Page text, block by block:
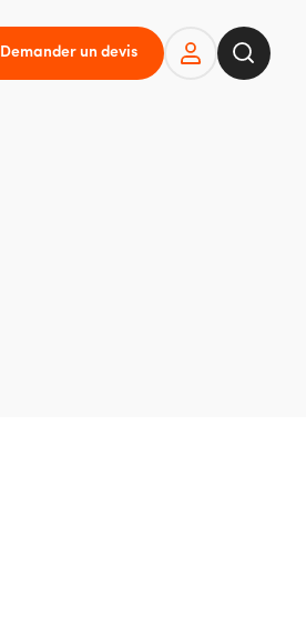
Demander un devis
User